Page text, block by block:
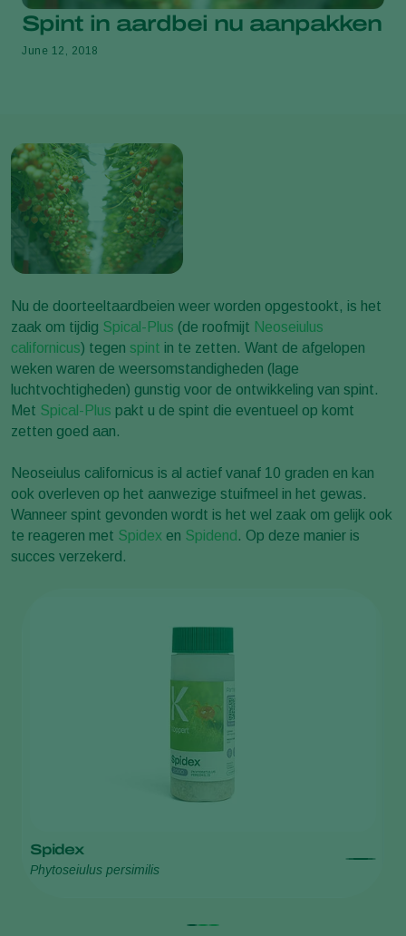
Spint in aardbei nu aanpakken
June 12, 2018
Nu de doorteeltaardbeien weer worden opgestookt, is het
zaak om tijdig Spical-Plus (de roofmijt Neoseiulus
californicus) tegen spint in te zetten. Want de afgelopen
weken waren de weersomstandigheden (lage
luchtvochtigheden) gunstig voor de ontwikkeling van spint.
Met Spical-Plus pakt u de spint die eventueel op komt
zetten goed aan.
Neoseiulus californicus is al actief vanaf 10 graden en kan
ook overleven op het aanwezige stuifmeel in het gewas.
Wanneer spint gevonden wordt is het wel zaak om gelijk ook
te reageren met Spidex en Spidend . Op deze manier is
succes verzekerd.
Spidex
Phytoseiulus persimilis